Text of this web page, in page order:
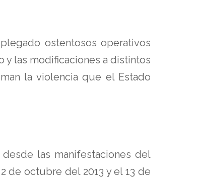
ostentosos operativos
las modificaciones a distintos
la violencia que el Estado
las manifestaciones del
de octubre del 2013 y el 13 de